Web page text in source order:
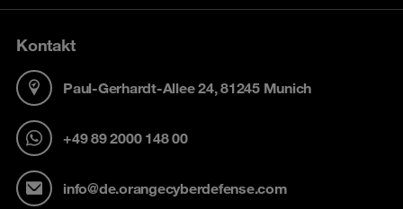
Kontakt
Paul-Gerhardt-Allee 24, 81245 Munich
+49 89 2000 148 00
info@de.orangecyberdefense.com